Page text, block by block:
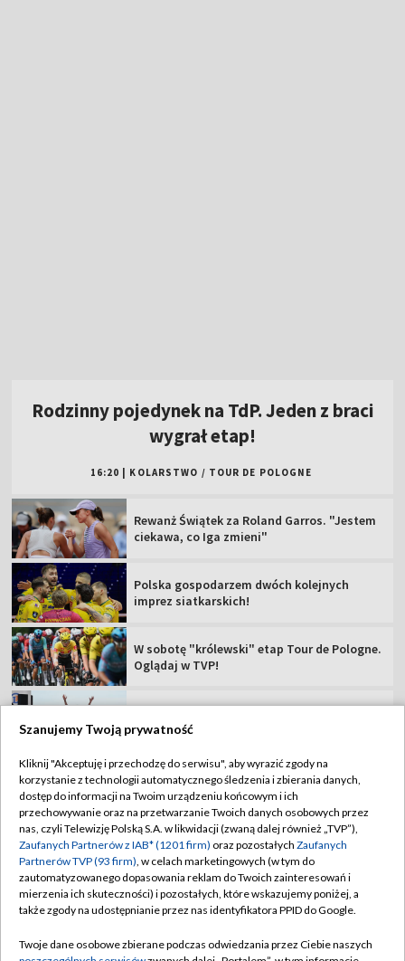
Polska gospodarzem dwóch kolejnych
imprez siatkarskich!
W sobotę "królewski" etap Tour de Pologne.
Popis Polki na najsłynniejszej górze świata!
Rajdowe Samochodowe MP – 82. Rajd Polski
TVP
Abonament TVP
Sklep TVP
Biuro Reklamy
Oferta Handlowa
Regulamin TVP
Polityka prywatności
Moje zgody
Biuro reklamy
Szanujemy Twoją prywatność
Kliknij "Akceptuję i przechodzę do serwisu", aby wyrazić zgody na
korzystanie z technologii automatycznego śledzenia i zbierania danych,
dostęp do informacji na Twoim urządzeniu końcowym i ich
przechowywanie oraz na przetwarzanie Twoich danych osobowych przez
nas, czyli Telewizję Polską S.A. w likwidacji (zwaną dalej również „TVP”),
Zaufanych Partnerów z IAB* (1201 firm) oraz pozostałych Zaufanych
Partnerów TVP (93 firm), w celach marketingowych (w tym do
zautomatyzowanego dopasowania reklam do Twoich zainteresowań i
mierzenia ich skuteczności) i pozostałych, które wskazujemy poniżej, a
także zgody na udostępnianie przez nas identyfikatora PPID do Google.
Twoje dane osobowe zbierane podczas odwiedzania przez Ciebie naszych